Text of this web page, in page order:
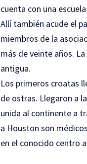
cuenta con una
Allí también acude el
miembros de la
más de veinte años.
antigua.
Los primeros croatas
de ostras. Llegaron a
unida al continente a
a Houston son
en el conocido centro